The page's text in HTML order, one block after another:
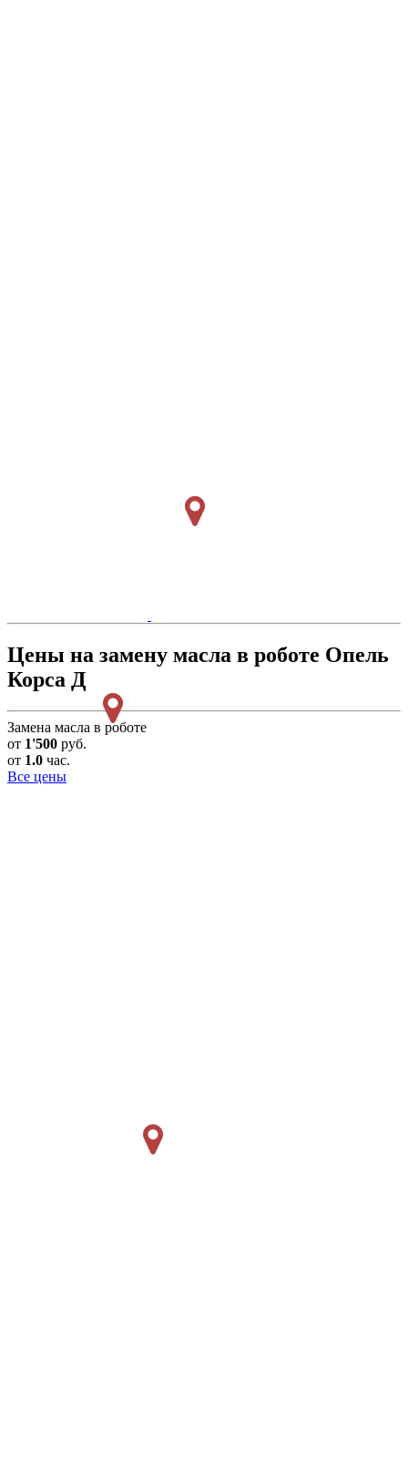
Цены на замену масла в роботе Опель
Корса Д
Замена масла в роботе
от 1'500 руб.
от 1.0 час.
Все цены